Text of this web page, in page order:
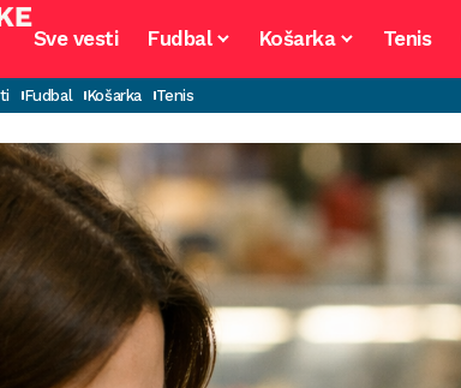
Sve vesti Fudbal Košarka Tenis
Fudbal Košarka Tenis